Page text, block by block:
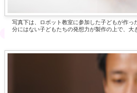
写真下は、ロボット教室に参加した子どもが作っ
分にはない子どもたちの発想力が製作の上で、大